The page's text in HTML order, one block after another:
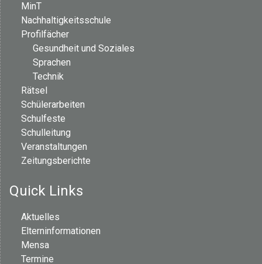
MinT
Nachhaltigkeitsschule
Profilfächer
Gesundheit und Soziales
Sprachen
Technik
Rätsel
Schülerarbeiten
Schulfeste
Schulleitung
Veranstaltungen
Zeitungsberichte
Quick Links
Aktuelles
Elterninformationen
Mensa
Termine